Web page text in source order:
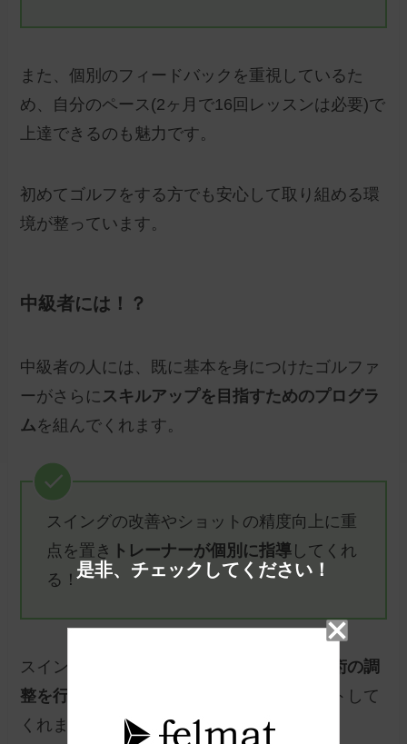
また、個別のフィードバックを重視しているた
め、自分のペース(2ヶ月で16回レッスンは必要)で
上達できるのも魅力です。
初めてゴルフをする方でも安心して取り組める環
境が整っています。
中級者には！？
中級者の人には、既に基本を身につけたゴルファ
ーがさらに スキルアップを目指すためのプログラ
ムを組んでくれます。
スイングの改善やショットの精度向上に重
点を置き トレーナーが個別に指導 してくれ
る！
スイング解析システムを活用し、
細かな技術の調
整を行うことで競技レベルの向上
をサポートして
くれますよ。
是非、チェックしてください！